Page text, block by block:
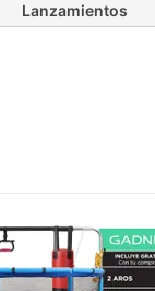
Lanzamientos